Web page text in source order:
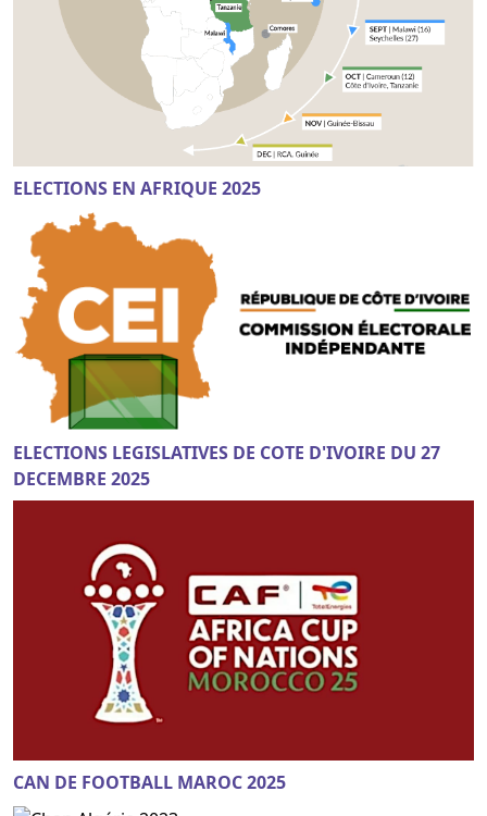
ELECTIONS EN AFRIQUE 2025
ELECTIONS LEGISLATIVES DE COTE D'IVOIRE DU 27
DECEMBRE 2025
CAN DE FOOTBALL MAROC 2025